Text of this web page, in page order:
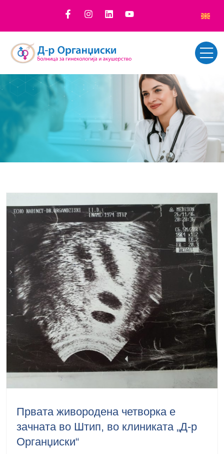
Првата живородена четворка е
зачната во Штип, во клиниката „Д-р
Органџиски“